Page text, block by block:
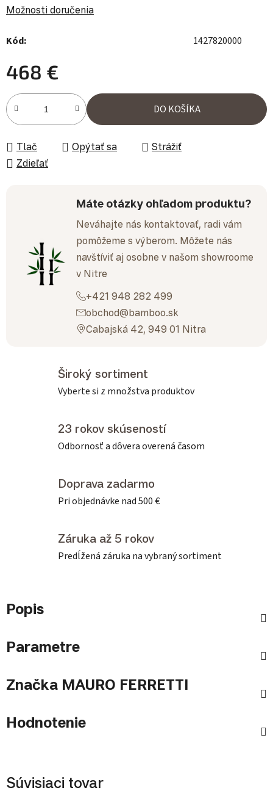
Možnosti doručenia
Kód: 1427820000
468 €
Jednotková cena:
DO KOŠÍKA
Tlač Opýtať sa
Strážiť
Zdieľať
Máte otázky ohľadom produktu?
Neváhajte nás kontaktovať, radi vám
pomôžeme s výberom. Môžete nás
navštíviť aj osobne v našom showroome
v Nitre
+421 948 282 499
obchod@bamboo.sk
Cabajská 42, 949 01 Nitra
Široký sortiment
Vyberte si z množstva produktov
23 rokov skúseností
Odbornosť a dôvera overená časom
Doprava zadarmo
Pri objednávke nad 500 €
Záruka až 5 rokov
Predĺžená záruka na vybraný sortiment
Popis
Parametre
Značka MAURO FERRETTI
Hodnotenie
Súvisiaci tovar